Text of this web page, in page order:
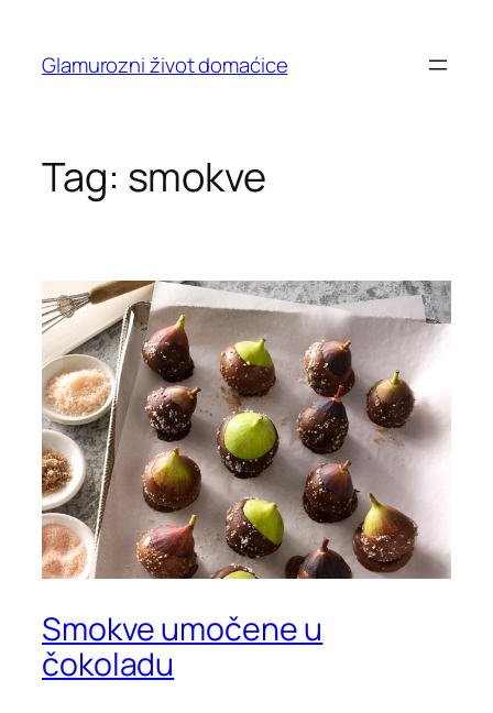
content
Glamurozni život domaćice
Tag: smokve
Smokve umočene u
čokoladu